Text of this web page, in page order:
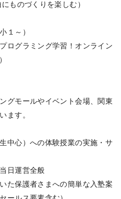
ものづくりを楽しむ）
１～）
ログラミング学習！オンライン
グモールやイベント会場、関東
ます。
中心）への体験授業の実施・サ
日運営全般
た保護者さまへの簡単な入塾案